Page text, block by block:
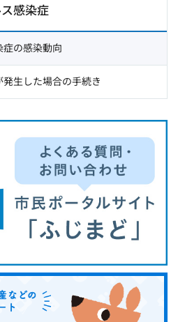
感染症
の感染動向
生した場合の手続き